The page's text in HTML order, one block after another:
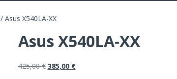
/ Asus X540LA-XX
Asus X540LA-XX
425,00€ 385,00 €